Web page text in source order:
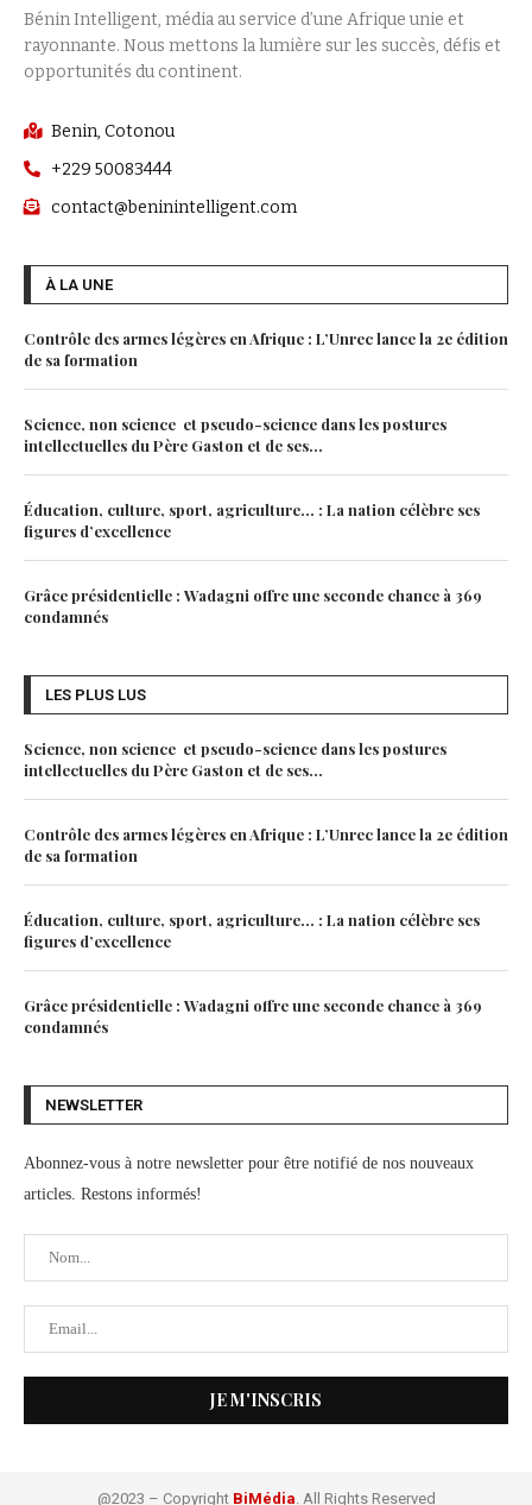
Bénin Intelligent, média au service d’une Afrique unie et
rayonnante. Nous mettons la lumière sur les succès, défis et
opportunités du continent.
Benin, Cotonou
+229 50083444
contact@beninintelligent.com
À LA UNE
Contrôle des armes légères en Afrique : L’Unrec lance la 2e édition
de sa formation
Science, non science et pseudo-science dans les postures
intellectuelles du Père Gaston et de ses...
Éducation, culture, sport, agriculture… : La nation célèbre ses
figures d’excellence
Grâce présidentielle : Wadagni offre une seconde chance à 369
condamnés
LES PLUS LUS
Science, non science et pseudo-science dans les postures
intellectuelles du Père Gaston et de ses...
Contrôle des armes légères en Afrique : L’Unrec lance la 2e édition
de sa formation
Éducation, culture, sport, agriculture… : La nation célèbre ses
figures d’excellence
Grâce présidentielle : Wadagni offre une seconde chance à 369
condamnés
NEWSLETTER
Abonnez-vous à notre newsletter pour être notifié de nos nouveaux
articles. Restons informés!
@2023 – Copyright BiMédia . All Rights Reserved